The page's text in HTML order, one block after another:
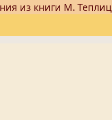
из книги М.